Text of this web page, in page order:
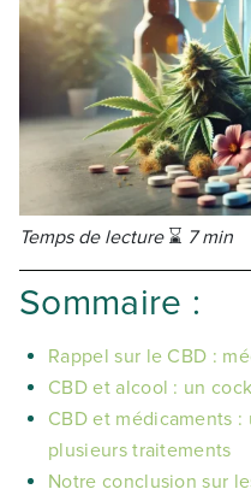
Temps de lecture ⌛ 7 min
Sommaire :
Rappel sur le CBD :
CBD et alcool : un
CBD et médicaments
plusieurs traitements
Notre conclusion sur